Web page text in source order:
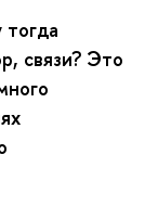
связи? Это